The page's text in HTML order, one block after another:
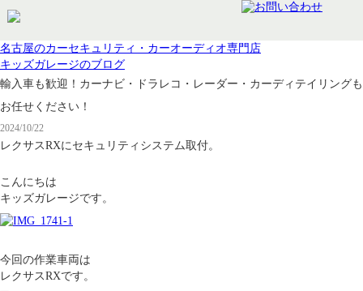
名古屋のカーセキュリティ・カーオーディオ専門店
キッズガレージのブログ
輸入車も歓迎！カーナビ・ドラレコ・レーダー・カーディテイリングも
お任せください！
2024/10/22
レクサスRXにセキュリティシステム取付。
こんにちは
キッズガレージです。
今回の作業車両は
レクサスRXです。